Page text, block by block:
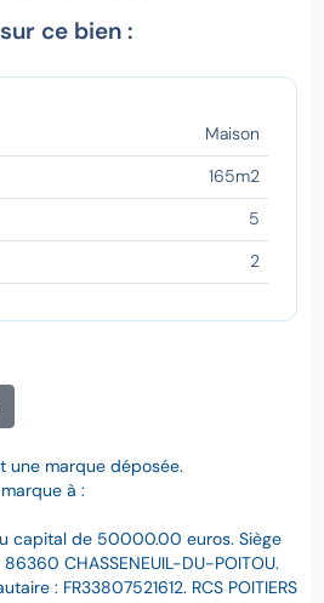
ce bien :
Maison
165m2
5
2
une marque déposée.
à :
capital de 50000.00 euros. Siège
CHASSENEUIL-DU-POITOU.
: FR33807521612. RCS POITIERS